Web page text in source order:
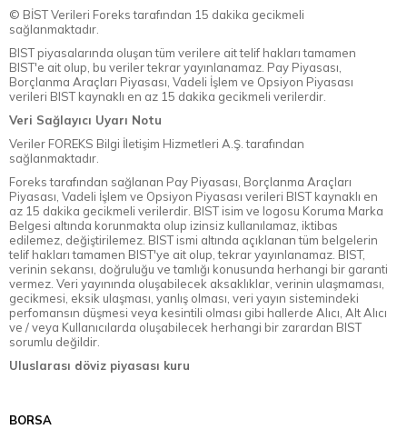
© BİST Verileri Foreks tarafından 15 dakika gecikmeli
sağlanmaktadır.
BIST piyasalarında oluşan tüm verilere ait telif hakları tamamen
BIST'e ait olup, bu veriler tekrar yayınlanamaz. Pay Piyasası,
Borçlanma Araçları Piyasası, Vadeli İşlem ve Opsiyon Piyasası
verileri BIST kaynaklı en az 15 dakika gecikmeli verilerdir.
Veri Sağlayıcı Uyarı Notu
Veriler FOREKS Bilgi İletişim Hizmetleri A.Ş. tarafından
sağlanmaktadır.
Foreks tarafından sağlanan Pay Piyasası, Borçlanma Araçları
Piyasası, Vadeli İşlem ve Opsiyon Piyasası verileri BIST kaynaklı en
az 15 dakika gecikmeli verilerdir. BIST isim ve logosu Koruma Marka
Belgesi altında korunmakta olup izinsiz kullanılamaz, iktibas
edilemez, değiştirilemez. BIST ismi altında açıklanan tüm belgelerin
telif hakları tamamen BIST'ye ait olup, tekrar yayınlanamaz. BIST,
verinin sekansı, doğruluğu ve tamlığı konusunda herhangi bir garanti
vermez. Veri yayınında oluşabilecek aksaklıklar, verinin ulaşmaması,
gecikmesi, eksik ulaşması, yanlış olması, veri yayın sistemindeki
perfomansın düşmesi veya kesintili olması gibi hallerde Alıcı, Alt Alıcı
ve / veya Kullanıcılarda oluşabilecek herhangi bir zarardan BIST
sorumlu değildir.
Uluslarası döviz piyasası kuru
BORSA